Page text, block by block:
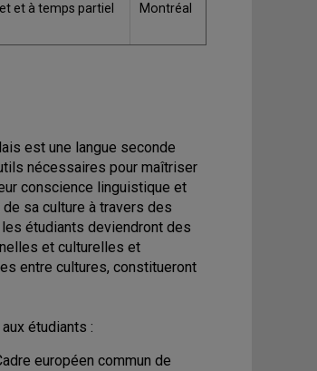
et à temps partiel Montréal
est une langue seconde
nécessaires pour maîtriser
conscience linguistique et
sa culture à travers des
étudiants deviendront des
et culturelles et
entre cultures, constitueront
étudiants :
européen commun de